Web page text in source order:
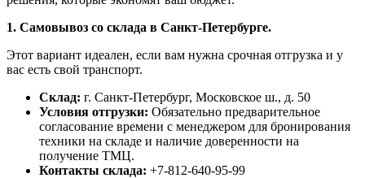
1. Самовывоз со склада в Санкт-Петербурге.
Этот вариант идеален, если вам нужна срочная отгрузка и у
вас есть свой транспорт.
Склад: г. Санкт-Петербург, Московское ш., д. 50
Условия отгрузки: Обязательно предварительное
согласование времени с менеджером для бронирования
техники на складе и наличие доверенности на
получение ТМЦ.
Контакты склада: +7-812-640-95-99